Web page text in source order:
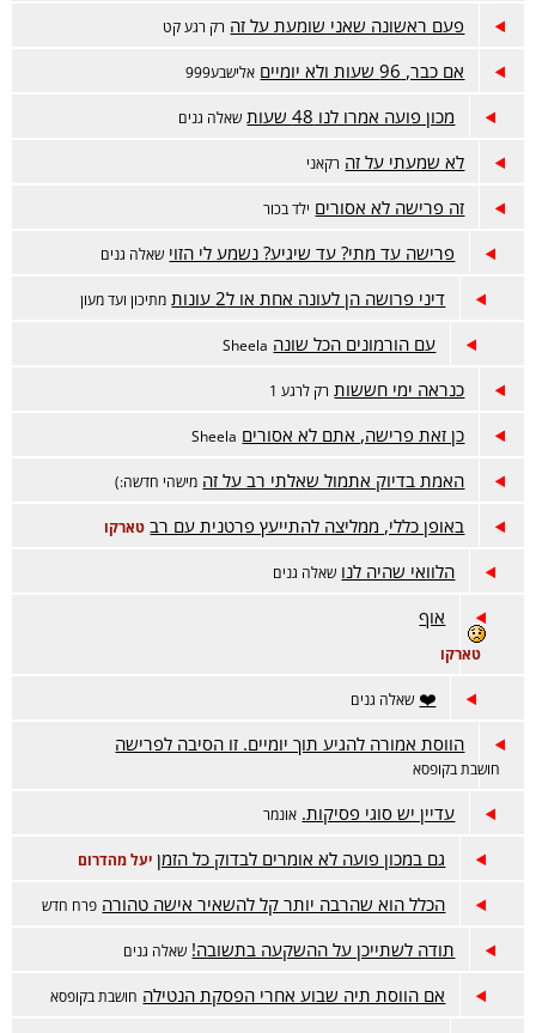
פעם ראשונה שאני שומעת על זה רק רגע קט
אם כבר, 96 שעות ולא יומיים אלישבע999
מכון פועה אמרו לנו 48 שעות שאלה גנים
לא שמעתי על זה רקאני
זה פרישה לא אסורים ילד בכור
פרישה עד מתי? עד שיגיע? נשמע לי הזוי שאלה גנים
דיני פרושה הן לעונה אחת או ל2 עונות מתיכון ועד מעון
עם הורמונים הכל שונה Sheela
כנראה ימי חששות רק לרגע 1
כן זאת פרישה, אתם לא אסורים Sheela
האמת בדיוק אתמול שאלתי רב על זה מישהי חדשה:)
באופן כללי, ממליצה להתייעץ פרטנית עם רב טארקו
הלוואי שהיה לנו שאלה גנים
אוף
טארקו
❤️ שאלה גנים
הווסת אמורה להגיע תוך יומיים. זו הסיבה לפרישה
חושבת בקופסא
עדיין יש סוגי פסיקות. אונמר
גם במכון פועה לא אומרים לבדוק כל הזמן יעל מהדרום
הכלל הוא שהרבה יותר קל להשאיר אישה טהורה פרח חדש
תודה לשתייכן על ההשקעה בתשובה! שאלה גנים
אם הווסת תיה שבוע אחרי הפסקת הנטילה חושבת בקופסא